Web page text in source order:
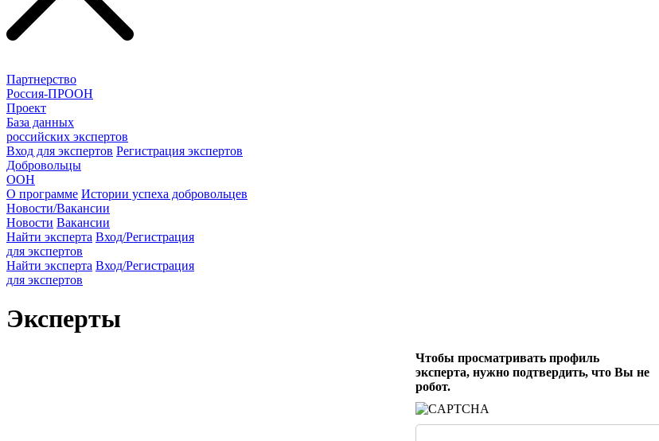
Партнерство
Россия-ПРООН
Проект
База данных
российских экспертов
Вход для экспертов Регистрация экспертов
Добровольцы
ООН
О программе Истории успеха добровольцев
Новости/Вакансии
Новости Вакансии
Найти эксперта Вход/Регистрация
для экспертов
Найти эксперта Вход/Регистрация
для экспертов
Эксперты
Чтобы просматривать профиль
эксперта, нужно подтвердить, что Вы не
робот.